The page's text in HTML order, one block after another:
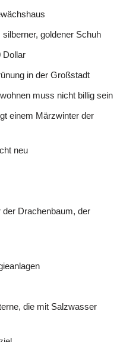
goldener Schuh
Dollar
in der Großstadt
muss nicht billig sein
einem Märzwinter der
neu
Drachenbaum, der
die mit Salzwasser